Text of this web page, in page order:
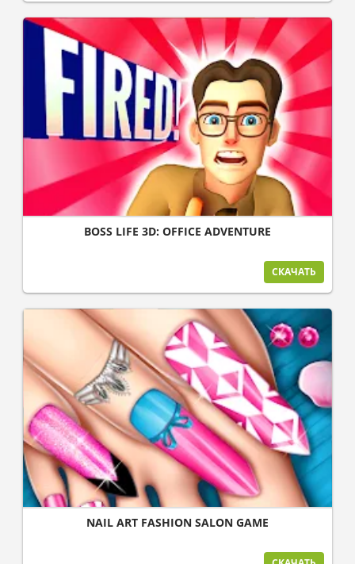
BOSS LIFE 3D: OFFICE ADVENTURE
СКАЧАТЬ
NAIL ART FASHION SALON GAME